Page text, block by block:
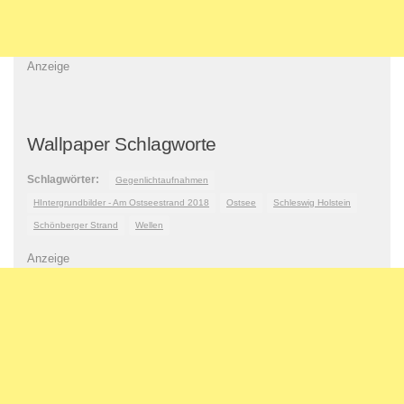
Anzeige
Wallpaper Schlagworte
Schlagwörter: Gegenlichtaufnahmen
HIntergrundbilder - Am Ostseestrand 2018 Ostsee Schleswig Holstein
Schönberger Strand Wellen
Anzeige